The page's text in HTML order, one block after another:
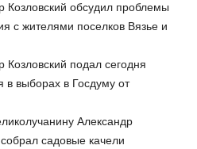
Козловский обсудил проблемы
с жителями поселков Вязье и
подал сегодня
в выборах в Госдуму от
Александр
садовые качели